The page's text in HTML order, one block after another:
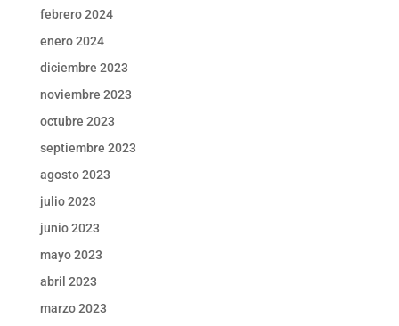
febrero 2024
enero 2024
diciembre 2023
noviembre 2023
octubre 2023
septiembre 2023
agosto 2023
julio 2023
junio 2023
mayo 2023
abril 2023
marzo 2023